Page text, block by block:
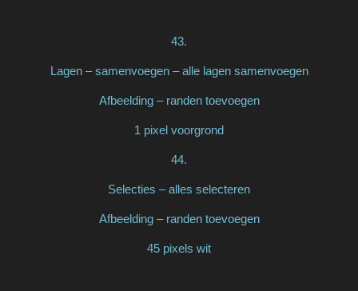
43.
Lagen – samenvoegen – alle lagen samenvoegen
Afbeelding – randen toevoegen
1 pixel voorgrond
44.
Selecties – alles selecteren
Afbeelding – randen toevoegen
45 pixels wit